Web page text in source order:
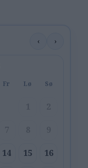
‹ ›
Fr Lø Sø
14 15 16